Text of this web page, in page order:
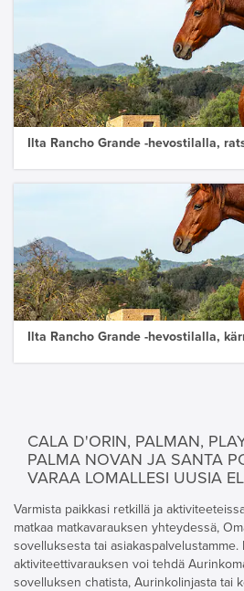
Ilta Rancho Grande -hevostilalla,
Ilta Rancho Grande -hevostilalla,
CALA D'ORIN, PALMAN,
PALMA NOVAN JA SANTA
VARAA LOMALLESI UUSIA
Varmista paikkasi retkillä ja
matkaa matkavarauksen yhteydessä,
sovelluksesta tai asiakaspalvelustamme.
aktiviteettivarauksen voi tehdä
sovelluksen chatista, Aurinkolinjasta tai